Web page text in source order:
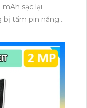
sạc lại.
bị tấm pin năng
tối đa 512